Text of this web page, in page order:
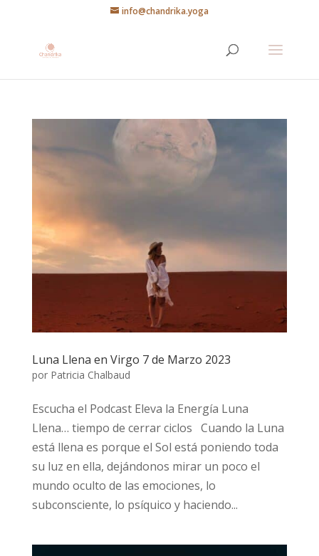
info@chandrika.yoga
Luna Llena en Virgo 7 de Marzo 2023
por Patricia Chalbaud
Escucha el Podcast Eleva la Energía Luna
Llena… tiempo de cerrar ciclos Cuando la Luna
está llena es porque el Sol está poniendo toda
su luz en ella, dejándonos mirar un poco el
mundo oculto de las emociones, lo
subconsciente, lo psíquico y haciendo...